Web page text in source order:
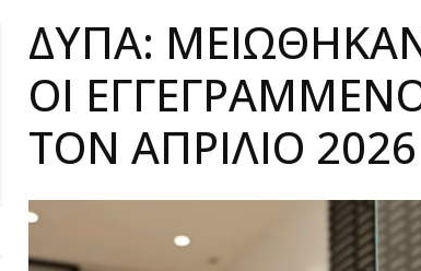
ΔΥΠΑ:
ΟΙ
ΤΟΝ ΑΠΡΊΛΙΟ 2026